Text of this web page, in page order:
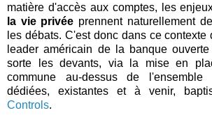
matière d'accès aux comptes, les
la vie privée prennent naturellement
les débats. C'est donc dans ce
leader américain de la banque
sorte les devants, via la mise en
commune au-dessus de
dédiées, existantes et à venir,
Controls.